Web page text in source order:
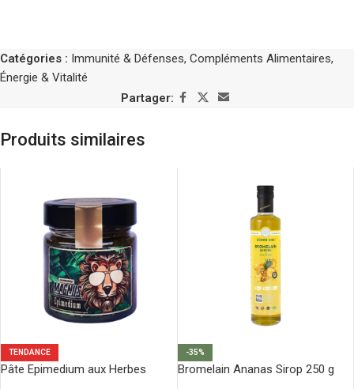
Catégories : Immunité & Défenses, Compléments Alimentaires,
Énergie & Vitalité
Partager:
Produits similaires
TENDANCE
Pâte Epimedium aux Herbes
-35%
Bromelain Ananas Sirop 250 g